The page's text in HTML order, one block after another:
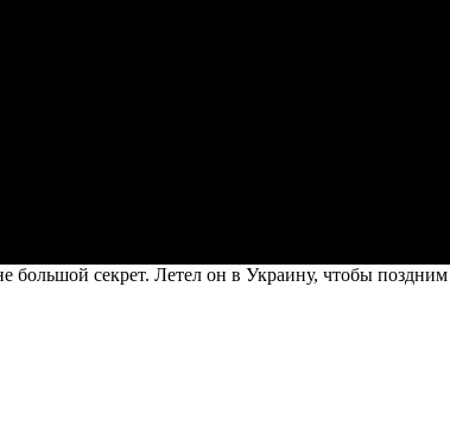
большой секрет. Летел он в Украину, чтобы